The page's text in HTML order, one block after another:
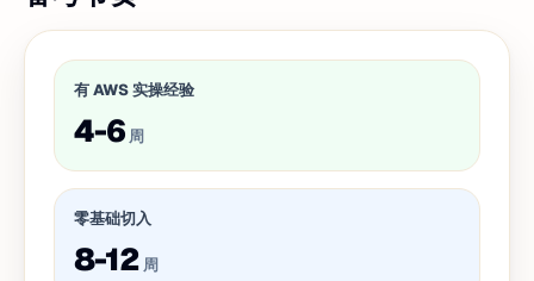
有 AWS 实操经验
4-6 周
零基础切入
8-12 周